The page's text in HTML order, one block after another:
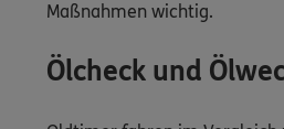
Maßnahmen wichtig.
Ölcheck und